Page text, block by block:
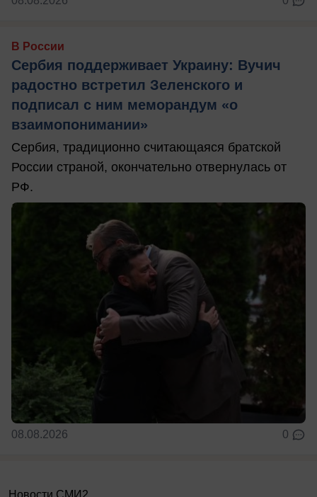
В России
Сербия поддерживает Украину: Вучич
радостно встретил Зеленского и
подписал с ним меморандум «о
взаимопонимании»
Сербия, традиционно считающаяся братской
России страной, окончательно отвернулась от
РФ.
08.08.2026 0